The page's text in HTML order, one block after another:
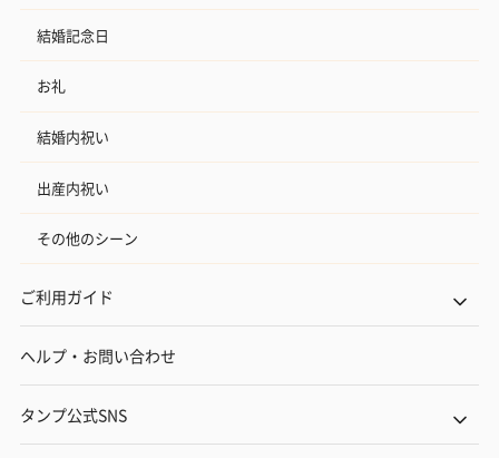
結婚記念日
お礼
結婚内祝い
出産内祝い
その他のシーン
ご利用ガイド
ヘルプ・お問い合わせ
タンプ公式SNS